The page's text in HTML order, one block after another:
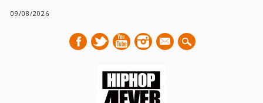
09/08/2026
mail